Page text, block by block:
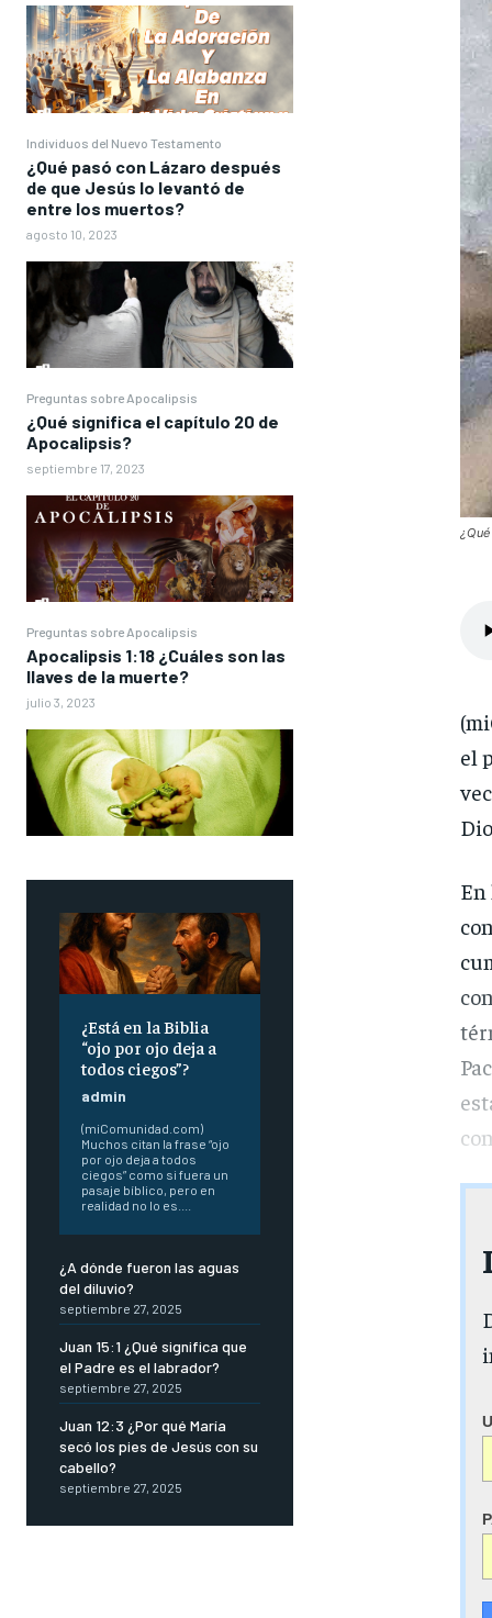
Individuos del Nuevo Testamento
¿Qué pasó con Lázaro después
de que Jesús lo levantó de
entre los muertos?
agosto 10, 2023
Preguntas sobre Apocalipsis
¿Qué significa el capítulo 20 de
Apocalipsis?
septiembre 17, 2023
Preguntas sobre Apocalipsis
Apocalipsis 1:18 ¿Cuáles son las
llaves de la muerte?
julio 3, 2023
¿Está en la Biblia
“ojo por ojo deja a
todos ciegos”?
admin
(miComunidad.com)
Muchos citan la frase “ojo
por ojo deja a todos
ciegos” como si fuera un
pasaje bíblico, pero en
realidad no lo es....
¿A dónde fueron las aguas
del diluvio?
septiembre 27, 2025
Juan 15:1 ¿Qué significa que
el Padre es el labrador?
septiembre 27, 2025
Juan 12:3 ¿Por qué María
secó los pies de Jesús con su
cabello?
septiembre 27, 2025
el
En